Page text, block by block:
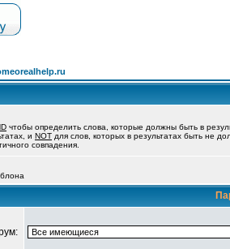
чтобы определить слова, которые должны быть в
и NOT для слов, которых в результатах быть не
совпадения.